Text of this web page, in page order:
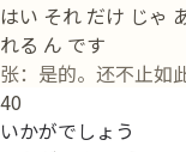
はい それ だけ じゃ
れる ん です
张：是的。还不止如
40
いかがでしょう